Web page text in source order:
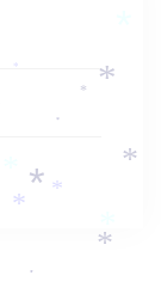
*
*
*
*
*
*
*
*
*